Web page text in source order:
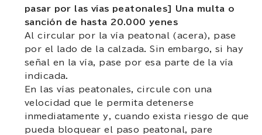
pasar por las vías peatonales] Una multa o
sanción de hasta 20.000 yenes
Al circular por la vía peatonal (acera), pase
por el lado de la calzada. Sin embargo, si hay
señal en la vía, pase por esa parte de la vía
indicada.
En las vías peatonales, circule con una
velocidad que le permita detenerse
inmediatamente y, cuando exista riesgo de que
pueda bloquear el paso peatonal, pare